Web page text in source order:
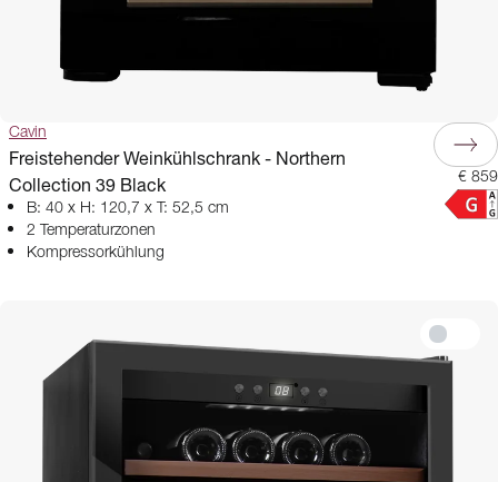
Cavin
Freistehender Weinkühlschrank - Northern
Collection 39 Black
B: 40 x H: 120,7 x T: 52,5 cm
2 Temperaturzonen
Kompressorkühlung
€ 859